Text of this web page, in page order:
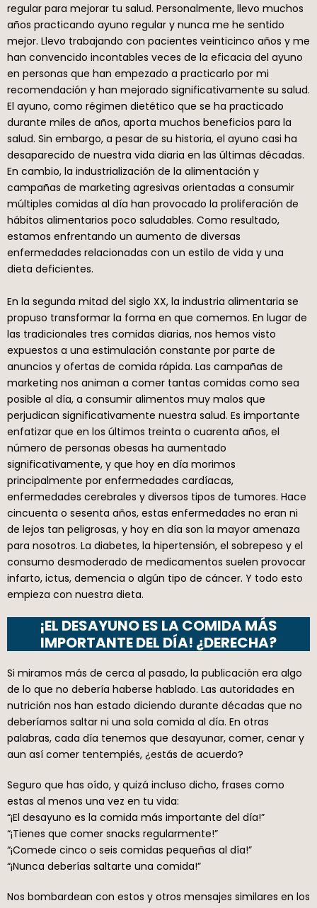
regular para mejorar tu salud. Personalmente, llevo muchos
años practicando ayuno regular y nunca me he sentido
mejor. Llevo trabajando con pacientes veinticinco años y me
han convencido incontables veces de la eficacia del ayuno
en personas que han empezado a practicarlo por mi
recomendación y han mejorado significativamente su salud.
El ayuno, como régimen dietético que se ha practicado
durante miles de años, aporta muchos beneficios para la
salud. Sin embargo, a pesar de su historia, el ayuno casi ha
desaparecido de nuestra vida diaria en las últimas décadas.
En cambio, la industrialización de la alimentación y
campañas de marketing agresivas orientadas a consumir
múltiples comidas al día han provocado la proliferación de
hábitos alimentarios poco saludables. Como resultado,
estamos enfrentando un aumento de diversas
enfermedades relacionadas con un estilo de vida y una
dieta deficientes.
En la segunda mitad del siglo XX, la industria alimentaria se
propuso transformar la forma en que comemos. En lugar de
las tradicionales tres comidas diarias, nos hemos visto
expuestos a una estimulación constante por parte de
anuncios y ofertas de comida rápida. Las campañas de
marketing nos animan a comer tantas comidas como sea
posible al día, a consumir alimentos muy malos que
perjudican significativamente nuestra salud. Es importante
enfatizar que en los últimos treinta o cuarenta años, el
número de personas obesas ha aumentado
significativamente, y que hoy en día morimos
principalmente por enfermedades cardíacas,
enfermedades cerebrales y diversos tipos de tumores. Hace
cincuenta o sesenta años, estas enfermedades no eran ni
de lejos tan peligrosas, y hoy en día son la mayor amenaza
para nosotros. La diabetes, la hipertensión, el sobrepeso y el
consumo desmoderado de medicamentos suelen provocar
infarto, ictus, demencia o algún tipo de cáncer. Y todo esto
empieza con nuestra dieta.
¡EL DESAYUNO ES LA COMIDA MÁS
IMPORTANTE DEL DÍA! ¿DERECHA?
Si miramos más de cerca al pasado, la publicación era algo
de lo que no debería haberse hablado. Las autoridades en
nutrición nos han estado diciendo durante décadas que no
deberíamos saltar ni una sola comida al día. En otras
palabras, cada día tenemos que desayunar, comer, cenar y
aun así comer tentempiés, ¿estás de acuerdo?
Seguro que has oído, y quizá incluso dicho, frases como
estas al menos una vez en tu vida:
“¡El desayuno es la comida más importante del día!”
“¡Tienes que comer snacks regularmente!”
“¡Comede cinco o seis comidas pequeñas al día!”
“¡Nunca deberías saltarte una comida!”
Nos bombardean con estos y otros mensajes similares en los